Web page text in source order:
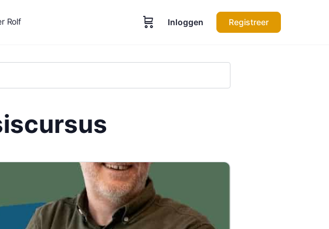
Rolf Inloggen Registreer